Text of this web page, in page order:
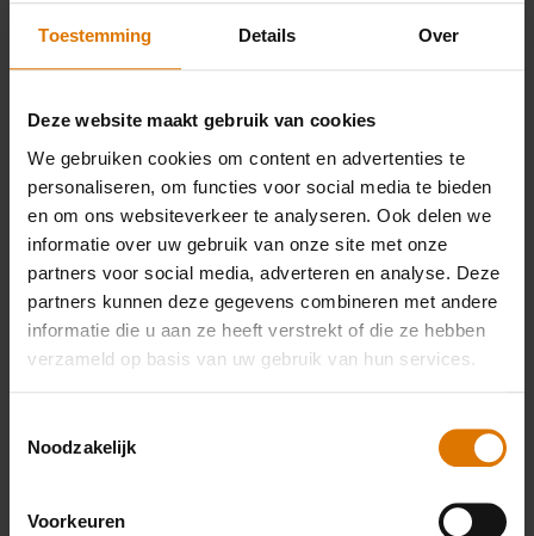
Toestemming Details Over
Deze website maakt gebruik van cookies
We gebruiken cookies om content en advertenties te
personaliseren, om functies voor social media te bieden
en om ons websiteverkeer te analyseren. Ook delen we
informatie over uw gebruik van onze site met onze
partners voor social media, adverteren en analyse. Deze
partners kunnen deze gegevens combineren met andere
informatie die u aan ze heeft verstrekt of die ze hebben
verzameld op basis van uw gebruik van hun services.
Noodzakelijk
Voorkeuren
Wat heb je nodig?
Aanbevolen
accessoires
Lekbakjes
informatie
Deluxe
grillkorf
Meer
informatie